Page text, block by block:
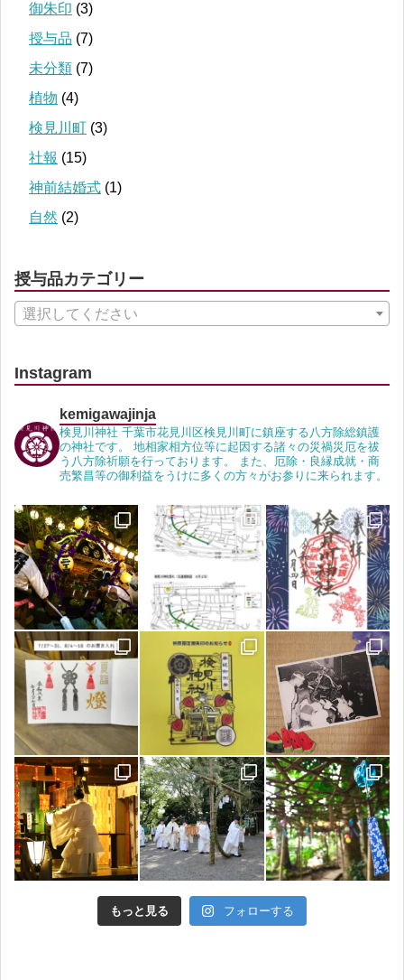
御朱印 (3)
授与品 (7)
未分類 (7)
植物 (4)
検見川町 (3)
社報 (15)
神前結婚式 (1)
自然 (2)
授与品カテゴリー
選択してください
Instagram
kemigawajinja
検見川神社 千葉市花見川区検見川町に鎮座する八方除総鎮護
の神社です。 地相家相方位等に起因する諸々の災禍災厄を祓
う八方除祈願を行っております。 また、厄除・良縁成就・商
売繁昌等の御利益をうけに多くの方々がお参りに来られます。
もっと見る フォローする